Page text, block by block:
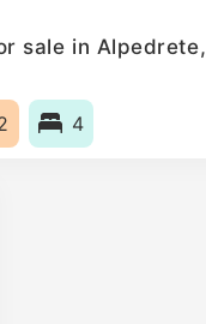
sale in Alpedrete,
4